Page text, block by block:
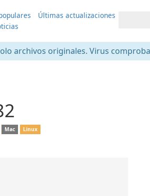
Últimas actualizaciones
archivos originales. Virus
Mac Linux